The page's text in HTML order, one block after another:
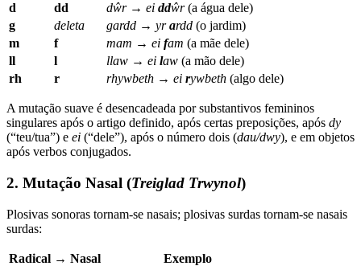
d
dd dŵr→ ei ddŵr(a água dele)
g
deleta gardd → yrardd (o jardim)
m
f mam → ei fam (a mãe dele)
ll
l llaw → ei law (a mão dele)
rh
r rhywbeth → ei rywbeth (algo dele)
A mutação suave é desencadeada por substantivos femininos
singulares após o artigo definido, após certas preposições, após dy
(“teu/tua”) e ei (“dele”), após o número dois (dau/dwy), e em objetos
após verbos conjugados.
2. Mutação Nasal (Treiglad Trwynol)
Plosivas sonoras tornam-se nasais; plosivas surdas tornam-se nasais
surdas:
Radical → Nasal
Exemplo